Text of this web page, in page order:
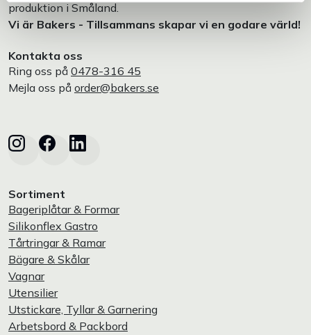
produktion i Småland.
Vi är Bakers - Tillsammans skapar vi en godare värld!
Kontakta oss
Ring oss på 0478-316 45
Mejla oss på order@bakers.se
Sortiment
Bageriplåtar & Formar
Silikonflex Gastro
Tårtringar & Ramar
Bägare & Skålar
Vagnar
Utensilier
Utstickare, Tyllar & Garnering
Arbetsbord & Packbord